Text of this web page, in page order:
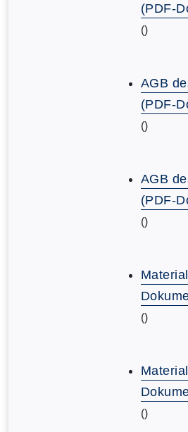
(PDF-
()
AGB
(PDF-
()
AGB
(PDF-
()
()
()